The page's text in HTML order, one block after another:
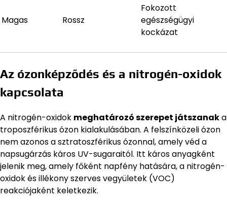
Magas Rossz
Fokozott
egészségügyi
kockázat
Az ózonképződés és a nitrogén-oxidok
kapcsolata
A nitrogén-oxidok meghatározó szerepet játszanaka
troposzférikus ózon kialakulásában. A felszínközeli ózon
nem azonos a sztratoszférikus ózonnal, amely véd a
napsugárzás káros UV-sugaraitól. Itt káros anyagként
jelenik meg, amely főként napfény hatására, a nitrogén-
oxidok és illékony szerves vegyületek (VOC)
reakciójaként keletkezik.